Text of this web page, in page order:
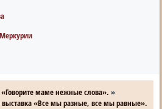
маме нежные слова». »
«Все мы разные, все мы равные».